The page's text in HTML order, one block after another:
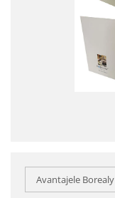
Avantajele Borealy